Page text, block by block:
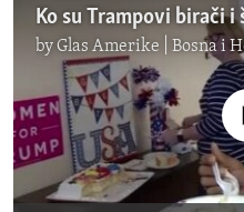
Ko su Trampovi birači i
byGlas Amerike | Bosna i
No media